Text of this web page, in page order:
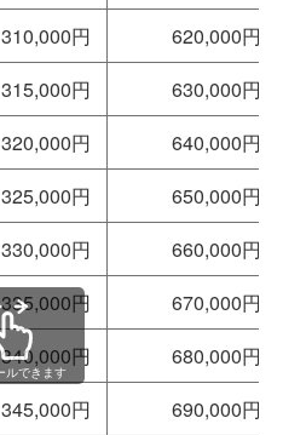
310,000円
620,000円
315,000円
630,000円
320,000円
640,000円
325,000円
650,000円
330,000円
660,000円
335,000円
670,000円
340,000円
680,000円
345,000円
690,000円